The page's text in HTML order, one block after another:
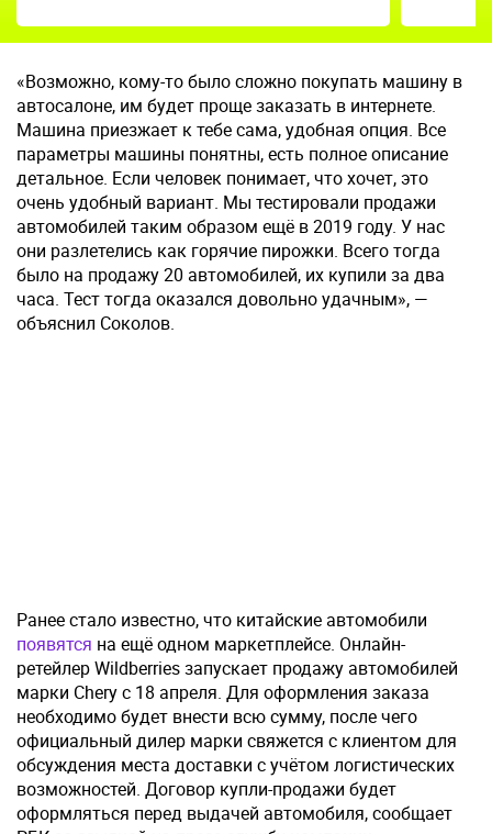
«Возможно, кому-то было сложно покупать машину в
автосалоне, им будет проще заказать в интернете.
Машина приезжает к тебе сама, удобная опция. Все
параметры машины понятны, есть полное описание
детальное. Если человек понимает, что хочет, это
очень удобный вариант. Мы тестировали продажи
автомобилей таким образом ещё в 2019 году. У нас
они разлетелись как горячие пирожки. Всего тогда
было на продажу 20 автомобилей, их купили за два
часа. Тест тогда оказался довольно удачным», —
объяснил Соколов.
Ранее стало известно, что китайские автомобили
появятся на ещё одном маркетплейсе. Онлайн-
ретейлер Wildberries запускает продажу автомобилей
марки Chery с 18 апреля. Для оформления заказа
необходимо будет внести всю сумму, после чего
официальный дилер марки свяжется с клиентом для
обсуждения места доставки с учётом логистических
возможностей. Договор купли-продажи будет
оформляться перед выдачей автомобиля, сообщает